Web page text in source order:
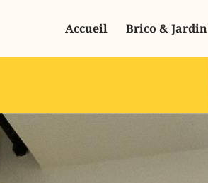
Accueil Brico & Jardin